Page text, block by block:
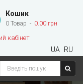
Кошик
0 Товар 0.00 грн
кабінет
UA RU